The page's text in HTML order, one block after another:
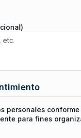
personales
para fines